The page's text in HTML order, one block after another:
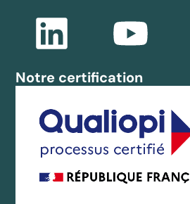
Notre certification